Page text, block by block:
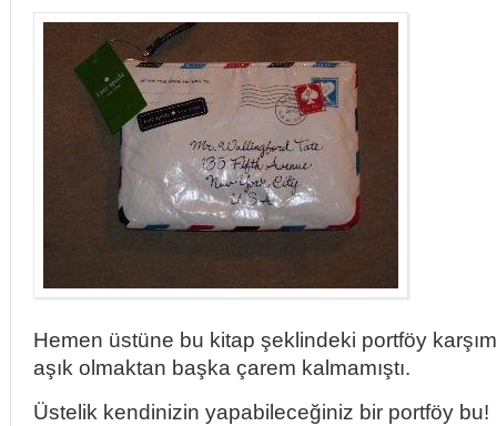
Hemen üstüne bu kitap şeklindeki portföy
aşık olmaktan başka çarem kalmamıştı.
Üstelik kendinizin yapabileceğiniz bir portföy bu!